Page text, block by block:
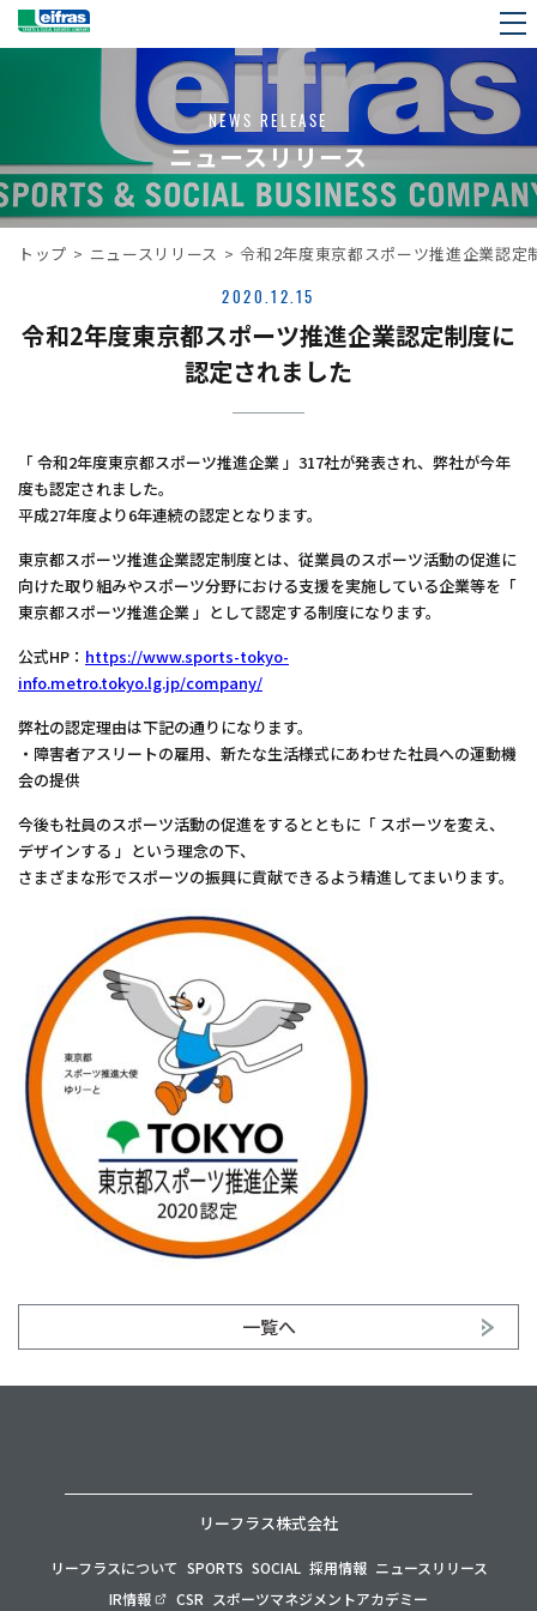
NEWS RELEASE
ニュースリリース
トップ > ニュースリリース > 令和2年度東京都スポーツ推進企業認定
2020.12.15
令和2年度東京都スポーツ推進企業認定制度に
認定されました
「 令和2年度東京都スポーツ推進企業 」317社が発表され、弊社が今年
度も認定されました。
平成27年度より6年連続の認定となります。
東京都スポーツ推進企業認定制度とは、従業員のスポーツ活動の促進に
向けた取り組みやスポーツ分野における支援を実施している企業等を「
東京都スポーツ推進企業 」として認定する制度になります。
公式HP： https://www.sports-tokyo-
info.metro.tokyo.lg.jp/company/
弊社の認定理由は下記の通りになります。
・障害者アスリートの雇用、新たな生活様式にあわせた社員への運動機
会の提供
今後も社員のスポーツ活動の促進をするとともに「 スポーツを変え、
デザインする 」という理念の下、
さまざまな形でスポーツの振興に貢献できるよう精進してまいります。
一覧へ
リーフラス株式会社
リーフラスについて SPORTS SOCIAL 採用情報 ニュースリリース
IR情報
CSR スポーツマネジメントアカデミー